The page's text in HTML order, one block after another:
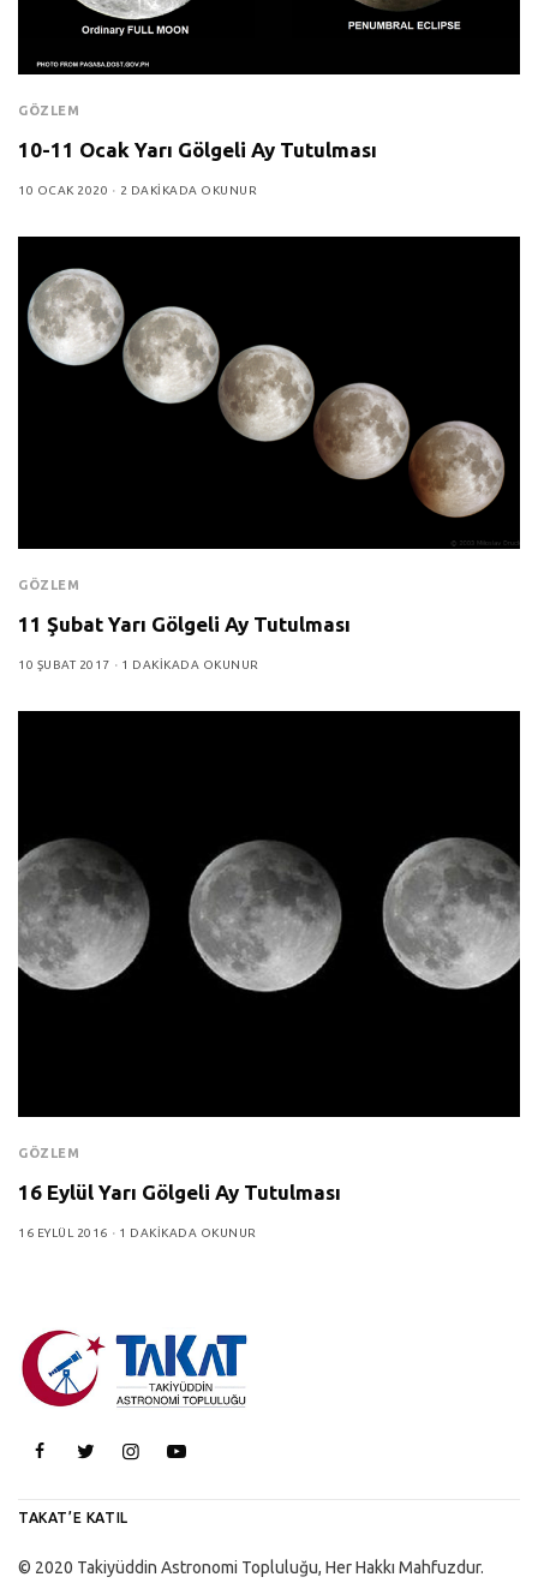
GÖZLEM
10-11 Ocak Yarı Gölgeli Ay Tutulması
10 OCAK 2020 2 DAKIKADA OKUNUR
GÖZLEM
11 Şubat Yarı Gölgeli Ay Tutulması
10 ŞUBAT 2017 1 DAKIKADA OKUNUR
GÖZLEM
16 Eylül Yarı Gölgeli Ay Tutulması
16 EYLÜL 2016 1 DAKIKADA OKUNUR
TAKAT’E KATIL
© 2020 Takiyüddin Astronomi Topluluğu, Her Hakkı Mahfuzdur.